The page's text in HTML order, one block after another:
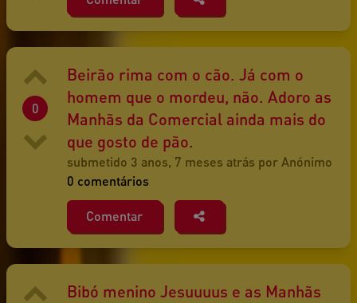
0
Beirão rima com o cão. Já com o
homem que o mordeu, não. Adoro as
Manhãs da Comercial ainda mais do
que gosto de pão.
submetido 3 anos, 7 meses atrás por Anónimo
0 comentários
Comentar
Bibó menino Jesuuuus e as Manhãs